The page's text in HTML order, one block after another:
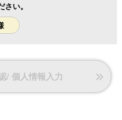
い。
/ 個人情報入力